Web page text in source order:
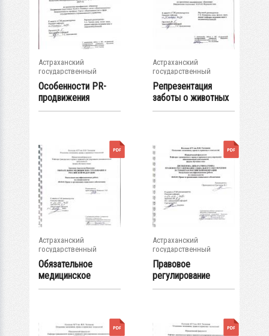
Астраханский
государственный
университет
Особенности PR-
продвижения
учреждений
Астраханский
государственный
университет
Репрезентация
заботы о животных
в современном...
Астраханский
государственный
университет
Обязательное
медицинское
страхование в...
Астраханский
государственный
университет
Правовое
регулирование
социального